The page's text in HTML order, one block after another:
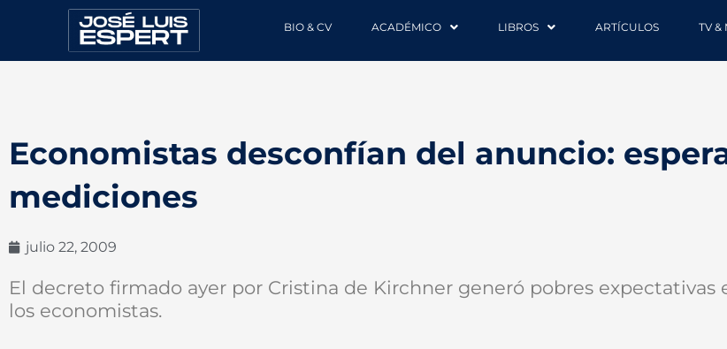
contenido
BIO & CV ACADÉMICO LIBROS ARTÍCULOS TV &
Economistas desconfían del anuncio:
mediciones
julio 22, 2009
El decreto firmado ayer por Cristina de Kirchner generó pobres expectativas
los economistas.